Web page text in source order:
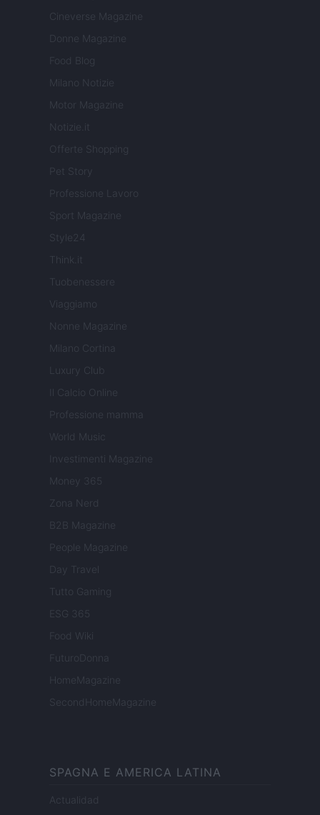
Cineverse Magazine
Donne Magazine
Food Blog
Milano Notizie
Motor Magazine
Notizie.it
Offerte Shopping
Pet Story
Professione Lavoro
Sport Magazine
Style24
Think.it
Tuobenessere
Viaggiamo
Nonne Magazine
Milano Cortina
Luxury Club
Il Calcio Online
Professione mamma
World Music
Investimenti Magazine
Money 365
Zona Nerd
B2B Magazine
People Magazine
Day Travel
Tutto Gaming
ESG 365
Food Wiki
FuturoDonna
HomeMagazine
SecondHomeMagazine
SPAGNA E AMERICA LATINA
Actualidad